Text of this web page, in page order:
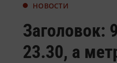
НОВОСТИ
Заголовок:
23.30, а